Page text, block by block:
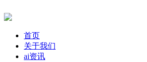
首页
关于我们
ai资讯